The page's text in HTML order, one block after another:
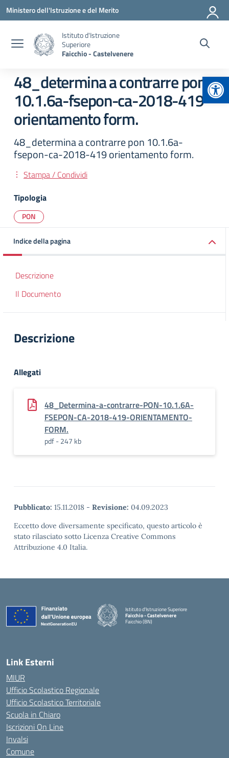
Vai ai contenuti
Vai al menu di navigazione
Vai al footer
Ministero dell'Istruzione e del Merito
Istituto d'Istruzione
Superiore
Faicchio - Castelvenere
48_determina a contrarre pon
10.1.6a-fsepon-ca-2018-419
orientamento form.
48_determina a contrarre pon 10.1.6a-
fsepon-ca-2018-419 orientamento form.
Stampa / Condividi
Tipologia
PON
Indice della pagina
Descrizione
Il Documento
Descrizione
Allegati
48_Determina-a-contrarre-PON-10.1.6A-
FSEPON-CA-2018-419-ORIENTAMENTO-
FORM.
pdf - 247 kb
Pubblicato: 15.11.2018 - Revisione: 04.09.2023
Eccetto dove diversamente specificato, questo articolo è
stato rilasciato sotto Licenza Creative Commons
Attribuzione 4.0 Italia.
Istituto d'Istruzione Superiore
Faicchio - Castelvenere
Faicchio (BN)
Link Esterni
MIUR
Ufficio Scolastico Regionale
Ufficio Scolastico Territoriale
Scuola in Chiaro
Iscrizioni On Line
Invalsi
Comune